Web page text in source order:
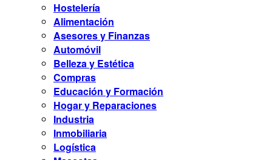
Hostelería
Alimentación
Asesores y Finanzas
Automóvil
Belleza y Estética
Compras
Educación y Formación
Hogar y Reparaciones
Industria
Inmobiliaria
Logística